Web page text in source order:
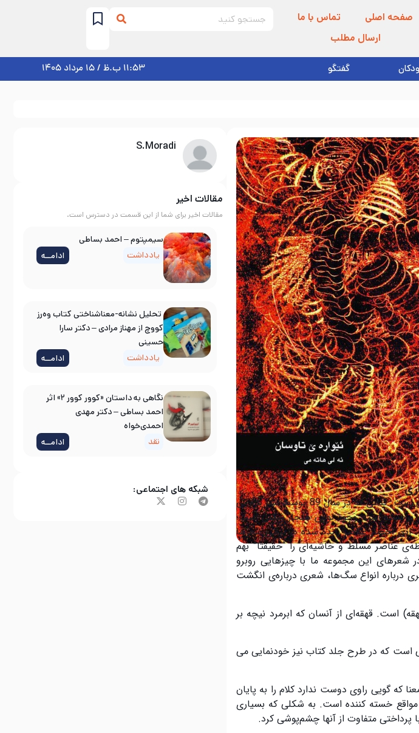
صفحه اصلی
تماس با ما
ارسال مطلب
گفتگو 11:53 ب.ظ / 15 مرداد 1405
نوگرای کرمانشاهی است. کتابی که در سال 89 توسط نشر باغ نی
برجسته است وجود نوعی هنجار شکنی است؛
این احضار عناصر رانده شده در برخی شعرها
عناصر مسلط و حاشیه‌ای را “حقیقتا” بهم
این مجموعه ما با چیزهایی روبرو
درباره انواع سگ‌ها، شعری درباره‌ی انگشت
است. قهقه‌ای از آنسان که ابرمرد نیچه بر
است که در طرح جلد کتاب نیز خودنمایی می
که گویی راوی دوست ندارد کلام را به پایان
خسته کننده است. به شکلی که بسیاری
متفاوت از آنها چشم‌پوشی کرد.
S.Moradi
مقالات اخیر
مقالات اخیر برای شما از این قسمت در دسترس است.
سیمپتوم – احمد بساطی
یادداشت
ادامــه
تحلیل نشانه-معناشناختی کتاب وه‌رز
کووچ از مهناز مرادی – دکتر سارا
حسینی
یادداشت
ادامــه
نگاهی به داستان «کوور کوور ۲» اثر
احمد بساطی – دکتر مهدی
احمدی‌خواه
نقد
ادامــه
شبکه های اجتماعی: